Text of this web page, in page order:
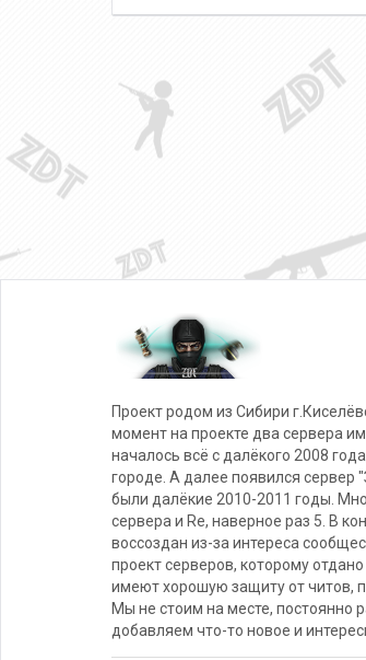
Проект родом из Сибири
момент на проекте два сервера
началось всё с далёкого 2008
городе. А далее появился сервер
были далёкие 2010-2011 годы.
сервера и Re, наверное раз 5. В
воссоздан из-за интереса
проект серверов, которому
имеют хорошую защиту от читов,
Мы не стоим на месте, постоянно
добавляем что-то новое и